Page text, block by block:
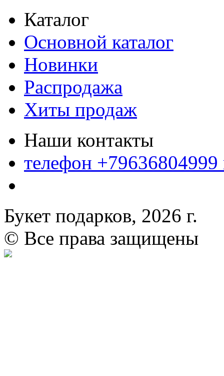
Каталог
Основной каталог
Новинки
Распродажа
Хиты продаж
Наши контакты
телефон
Букет подарков, 2026 г.
© Все права защищены